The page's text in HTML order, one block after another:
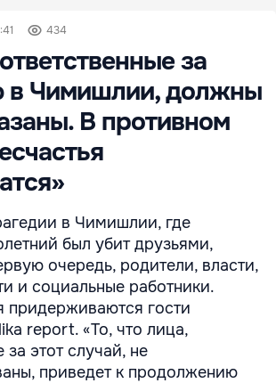
434
за
в Чимишлии, должны
В противном
в Чимишлии, где
был убит друзьями,
очередь, родители, власти,
и социальные работники.
придерживаются гости
report. «То, что лица,
за этот случай, не
приведет к продолжению